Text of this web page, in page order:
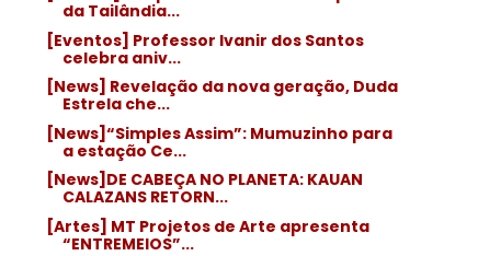
da Tailândia...
[Eventos] Professor Ivanir dos Santos
celebra aniv...
[News] Revelação da nova geração, Duda
Estrela che...
[News]“Simples Assim”: Mumuzinho para
a estação Ce...
[News]DE CABEÇA NO PLANETA: KAUAN
CALAZANS RETORN...
[Artes] MT Projetos de Arte apresenta
“ENTREMEIOS”...